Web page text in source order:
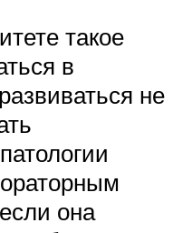
такое
в
не
она